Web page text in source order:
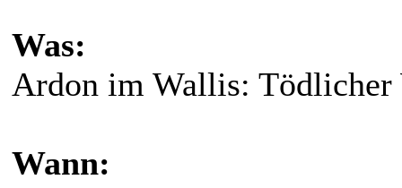
Was:
Ardon im Wallis:
Wann: